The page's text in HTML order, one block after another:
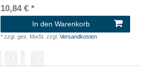
10,84 € *
In den Warenkorb
*zzgl. ges. MwSt. zzgl.Versandkosten